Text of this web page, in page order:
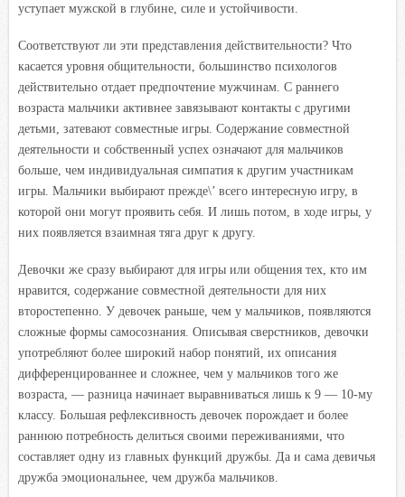
уступает мужской в глубине, силе и устойчивости.
Соответствуют ли эти представления действительности? Что
касается уровня общительности, большинство психологов
действительно отдает предпочтение мужчинам. С раннего
возраста мальчики активнее завязывают контакты с другими
детьми, затевают совместные игры. Содержание совместной
деятельности и собственный успех означают для мальчиков
больше, чем индивидуальная симпатия к другим участникам
игры. Мальчики выбирают прежде\’ всего интересную игру, в
которой они могут проявить себя. И лишь потом, в ходе игры, у
них появляется взаимная тяга друг к другу.
Девочки же сразу выбирают для игры или общения тех, кто им
нравится, содержание совместной деятельности для них
второстепенно. У девочек раньше, чем у мальчиков, появляются
сложные формы самосознания. Описывая сверстников, девочки
употребляют более широкий набор понятий, их описания
дифференцированнее и сложнее, чем у мальчиков того же
возраста, — разница начинает выравниваться лишь к 9 — 10-му
классу. Большая рефлексивность девочек порождает и более
раннюю потребность делиться своими переживаниями, что
составляет одну из главных функций дружбы. Да и сама девичья
дружба эмоциональнее, чем дружба мальчиков.